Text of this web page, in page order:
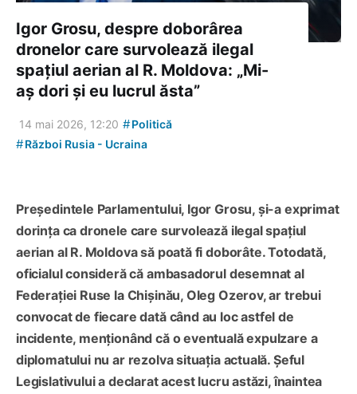
Igor Grosu, despre doborârea
dronelor care survolează ilegal
spațiul aerian al R. Moldova: „Mi-
aș dori și eu lucrul ăsta”
14 mai 2026, 12:20 #Politică
#Război Rusia - Ucraina
Președintele Parlamentului, Igor Grosu, și-a exprimat
dorința ca dronele care survolează ilegal spațiul
aerian al R. Moldova să poată fi doborâte. Totodată,
oficialul consideră că ambasadorul desemnat al
Federației Ruse la Chișinău, Oleg Ozerov, ar trebui
convocat de fiecare dată când au loc astfel de
incidente, menționând că o eventuală expulzare a
diplomatului nu ar rezolva situația actuală. Șeful
Legislativului a declarat acest lucru astăzi, înaintea